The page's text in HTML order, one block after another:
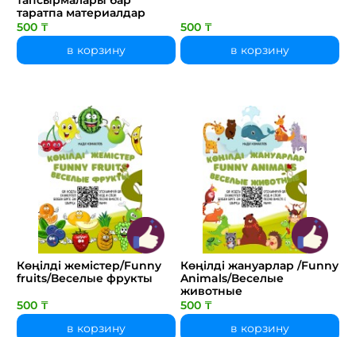
таратпа материалдар
500 ₸
в корзину
500 ₸
в корзину
Көңілді жемістер/Funny
fruits/Веселые фрукты
500 ₸
в корзину
Көңілді жануарлар /Funny
Animals/Веселые
животные
500 ₸
в корзину